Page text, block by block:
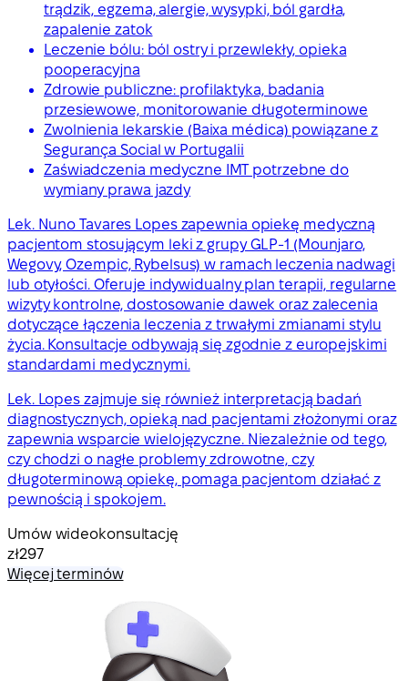
trądzik, egzema, alergie, wysypki, ból gardła,
zapalenie zatok
Leczenie bólu: ból ostry i przewlekły, opieka
pooperacyjna
Zdrowie publiczne: profilaktyka, badania
przesiewowe, monitorowanie długoterminowe
Zwolnienia lekarskie (Baixa médica) powiązane z
Segurança Social w Portugalii
Zaświadczenia medyczne IMT potrzebne do
wymiany prawa jazdy
Lek. Nuno Tavares Lopes zapewnia opiekę medyczną
pacjentom stosującym leki z grupy GLP-1 (Mounjaro,
Wegovy, Ozempic, Rybelsus) w ramach leczenia nadwagi
lub otyłości. Oferuje indywidualny plan terapii, regularne
wizyty kontrolne, dostosowanie dawek oraz zalecenia
dotyczące łączenia leczenia z trwałymi zmianami stylu
życia. Konsultacje odbywają się zgodnie z europejskimi
standardami medycznymi.
Lek. Lopes zajmuje się również interpretacją badań
diagnostycznych, opieką nad pacjentami złożonymi oraz
zapewnia wsparcie wielojęzyczne. Niezależnie od tego,
czy chodzi o nagłe problemy zdrowotne, czy
długoterminową opiekę, pomaga pacjentom działać z
pewnością i spokojem.
Umów wideokonsultację
zł297
Więcej terminów